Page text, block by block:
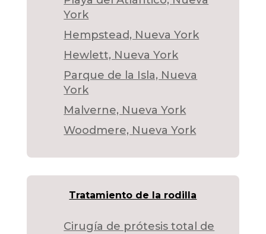
York
Hempstead, Nueva York
Hewlett, Nueva York
Parque de la Isla, Nueva
York
Malverne, Nueva York
Woodmere, Nueva York
Tratamiento de la rodilla
Cirugía de prótesis total de